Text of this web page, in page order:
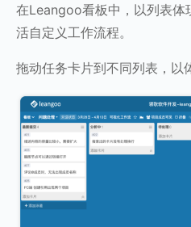
在Leangoo看板中，以列表体
活自定义工作流程。
拖动任务卡片到不同列表，以